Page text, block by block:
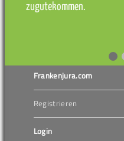
zugutekommen.
Frankenjura.com
Registrieren
Login